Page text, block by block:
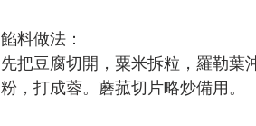
餡料做法：
先把豆腐切開，粟米拆粒，羅勒葉
粉，打成蓉。蘑菰切片略炒備用。